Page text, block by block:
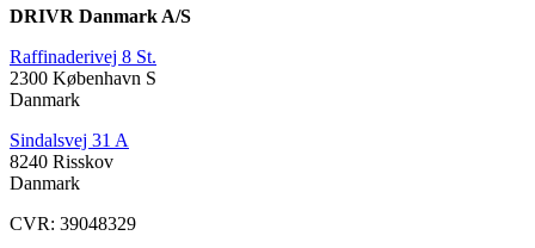
DRIVR Danmark A/S
Raffinaderivej 8 St.
2300 København S
Danmark
Sindalsvej 31 A
8240 Risskov
Danmark
CVR: 39048329